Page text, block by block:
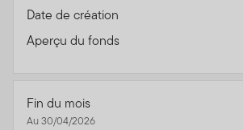
Date de création
Aperçu du fonds
Fin du mois
Au 30/04/2026